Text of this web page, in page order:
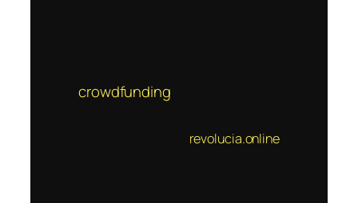
crowdfunding
revolucia.online